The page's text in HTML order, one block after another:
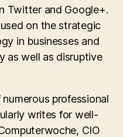
Twitter and Google+.
on the strategic
in businesses and
as well as disruptive
professional
writes for well-
CIO